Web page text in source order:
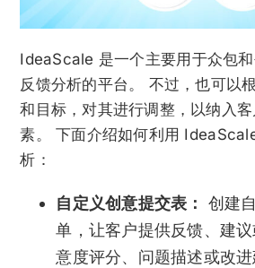
IdeaScale 是一个主要用于众包
反馈分析的平台。 不过，也可以
和目标，对其进行调整，以纳入
素。 下面介绍如何利用
析：
自定义创意提交表： 创建
单，让客户提供反馈、建
意度评分、问题描述或改进